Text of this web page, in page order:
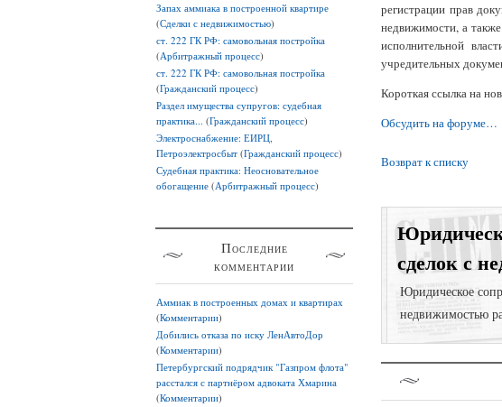
регистрации прав
недвижимости, а
исполнительной
учредительных
Короткая ссылка на
Обсудить на форуме…
Возврат к списку
сделок с
Юридическое
недвижимостью
Запах аммиака в построенной квартире
(Сделки с недвижимостью)
ст. 222 ГК РФ: самовольная постройка
(Арбитражный процесс)
ст. 222 ГК РФ: самовольная постройка
(Гражданский процесс)
Раздел имущества супругов: судебная
практика... (Гражданский процесс)
Электроснабжение: ЕИРЦ,
Петроэлектросбыт (Гражданский процесс)
Судебная практика: Неосновательное
обогащение (Арбитражный процесс)
Последние
комментарии
Аммиак в построенных домах и квартирах
(Комментарии)
Добились отказа по иску ЛенАвтоДор
(Комментарии)
Петербургский подрядчик "Газпром флота"
расстался с партнёром адвоката Хмарина
(Комментарии)